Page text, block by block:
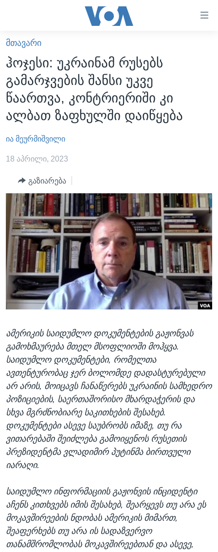
ხელმისაწვდომობისთვის
გადადით
მთავარზე
გადადით
მთავარ
ნავიგაციაზე
გადადით
ძიებაზე
ᲐᲮᲐᲚᲘ ᲐᲛᲑᲔᲑᲘ
ᲡᲐᲥᲐᲠᲗᲕᲔᲚᲝ
ᲐᲨᲨ
ᲐᲨᲨ-ᲘᲡ ᲐᲠᲩᲔᲕᲜᲔᲑᲘ 2024
ᲛᲡᲝᲤᲚᲘᲝ
ᲕᲘᲓᲔᲝᲔᲑᲘ
ᲒᲐᲓᲐᲪᲔᲛᲔᲑᲘ
ᲕᲐᲨᲘᲜᲒᲢᲝᲜᲘ ᲓᲦᲔᲡ
ᲮᲔᲓᲕᲐ ᲕᲐᲨᲘᲜᲒᲢᲝᲜᲘᲓᲐᲜ
ᲡᲢᲣᲓᲘᲐ ᲕᲐᲨᲘᲜᲒᲢᲝᲜᲘ
ᲡᲮᲕᲐ ᲡᲘᲐᲮᲚᲔᲔᲑᲘ
ᲞᲝᲚᲘᲢᲘᲙᲐ
ᲔᲙᲝᲜᲝᲛᲘᲙᲐ
ᲯᲐᲜᲛᲠᲗᲔᲚᲝᲑᲐ
ᲛᲔᲪᲜᲘᲔᲠᲔᲑᲐ
ᲘᲜᲢᲔᲠᲕᲘᲣ
ᲙᲣᲚᲢᲣᲠᲐ
ᲓᲔᲖᲘᲜᲤᲝᲠᲛᲐᲪᲘᲐ
ᲠᲣᲡᲔᲗᲘᲡ ᲨᲔᲭᲠᲐ ᲣᲙᲠᲐᲘᲜᲐᲨᲘ
Learning English
ᲗᲕᲐᲚᲘ ᲒᲕᲐᲓᲔᲕᲜᲔᲗ
ენები
ᲛᲗᲐᲕᲐᲠᲘ
ჰოჯესი: უკრაინამ რუსებს
გამარჯვების შანსი უკვე
წაართვა, კონტრიერიში კი
ალბათ ზაფხულში დაიწყება
ია მეურმიშვილი
18 აპრილი, 2023
გაზიარება
ამერიკის საიდუმლო დოკუმენტების გაჟონვას
გამოხმაურება მთელ მსოფლიოში მოჰყვა.
საიდუმლო დოკუმენტები, რომელთა
ავთენტურობაც ჯერ ბოლომდე დადასტურებული
არ არის, მოიცავს ჩანაწერებს უკრაინის სამხედრო
პოზიციების, საერთაშორისო მხარდაჭერის და
სხვა მგრძნობიარე საკითხების შესახებ.
დოკუმენტები ასევე საუბრობს იმაზე, თუ რა
ვითარებაში შეიძლება გამოიყენოს რუსეთის
პრეზიდენტმა ვლადიმირ პუტინმა ბირთვული
იარაღი.
საიდუმლო ინფორმაციის გაჟონვის ინციდენტი
აჩენს კითხვებს იმის შესახებ, შეარყევს თუ არა ეს
მოკავშირეების ნდობას ამერიკის მიმართ,
შეაფერხებს თუ არა ის სადაზვერვო
თანამშრომლობას მოკავშირეებთან და ასევე,